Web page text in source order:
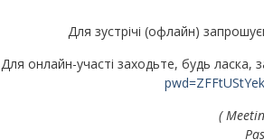
Для зустрічі (офлайн)
Для онлайн-участі заходьте, будь ласка,
(